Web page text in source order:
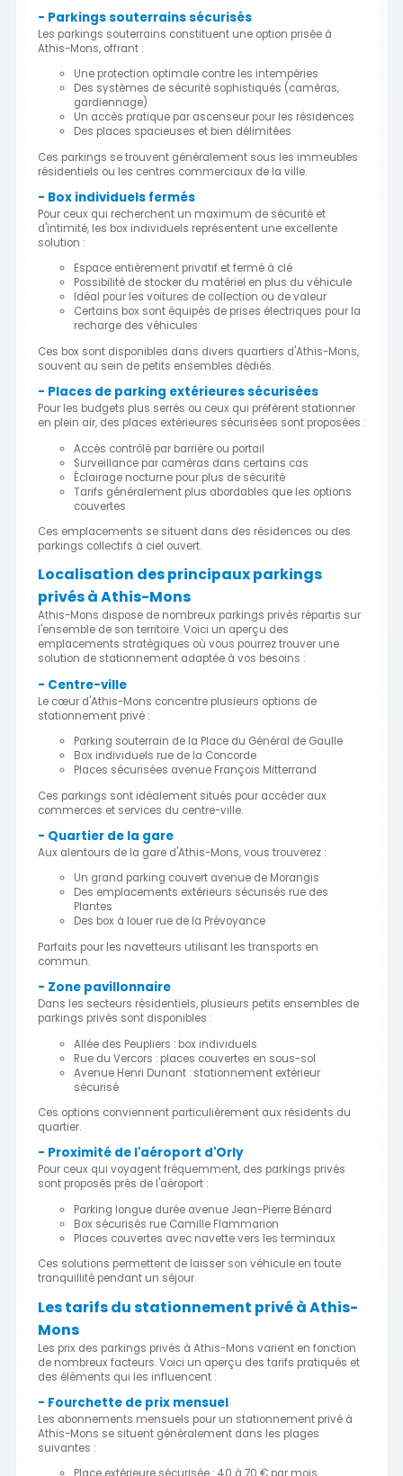
- Parkings souterrains sécurisés
Les parkings souterrains constituent une option prisée à
Athis-Mons, offrant :
Une protection optimale contre les intempéries
Des systèmes de sécurité sophistiqués (caméras,
gardiennage)
Un accès pratique par ascenseur pour les résidences
Des places spacieuses et bien délimitées
Ces parkings se trouvent généralement sous les immeubles
résidentiels ou les centres commerciaux de la ville.
- Box individuels fermés
Pour ceux qui recherchent un maximum de sécurité et
d'intimité, les box individuels représentent une excellente
solution :
Espace entièrement privatif et fermé à clé
Possibilité de stocker du matériel en plus du véhicule
Idéal pour les voitures de collection ou de valeur
Certains box sont équipés de prises électriques pour la
recharge des véhicules
Ces box sont disponibles dans divers quartiers d'Athis-Mons,
souvent au sein de petits ensembles dédiés.
- Places de parking extérieures sécurisées
Pour les budgets plus serrés ou ceux qui préfèrent stationner
en plein air, des places extérieures sécurisées sont proposées :
Accès contrôlé par barrière ou portail
Surveillance par caméras dans certains cas
Éclairage nocturne pour plus de sécurité
Tarifs généralement plus abordables que les options
couvertes
Ces emplacements se situent dans des résidences ou des
parkings collectifs à ciel ouvert.
Localisation des principaux parkings
privés à Athis-Mons
Athis-Mons dispose de nombreux parkings privés répartis sur
l'ensemble de son territoire. Voici un aperçu des
emplacements stratégiques où vous pourrez trouver une
solution de stationnement adaptée à vos besoins :
- Centre-ville
Le cœur d'Athis-Mons concentre plusieurs options de
stationnement privé :
Parking souterrain de la Place du Général de Gaulle
Box individuels rue de la Concorde
Places sécurisées avenue François Mitterrand
Ces parkings sont idéalement situés pour accéder aux
commerces et services du centre-ville.
- Quartier de la gare
Aux alentours de la gare d'Athis-Mons, vous trouverez :
Un grand parking couvert avenue de Morangis
Des emplacements extérieurs sécurisés rue des
Plantes
Des box à louer rue de la Prévoyance
Parfaits pour les navetteurs utilisant les transports en
commun.
- Zone pavillonnaire
Dans les secteurs résidentiels, plusieurs petits ensembles de
parkings privés sont disponibles :
Allée des Peupliers : box individuels
Rue du Vercors : places couvertes en sous-sol
Avenue Henri Dunant : stationnement extérieur
sécurisé
Ces options conviennent particulièrement aux résidents du
quartier.
- Proximité de l'aéroport d'Orly
Pour ceux qui voyagent fréquemment, des parkings privés
sont proposés près de l'aéroport :
Parking longue durée avenue Jean-Pierre Bénard
Box sécurisés rue Camille Flammarion
Places couvertes avec navette vers les terminaux
Ces solutions permettent de laisser son véhicule en toute
tranquillité pendant un séjour.
Les tarifs du stationnement privé à Athis-
Mons
Les prix des parkings privés à Athis-Mons varient en fonction
de nombreux facteurs. Voici un aperçu des tarifs pratiqués et
des éléments qui les influencent :
- Fourchette de prix mensuel
Les abonnements mensuels pour un stationnement privé à
Athis-Mons se situent généralement dans les plages
suivantes :